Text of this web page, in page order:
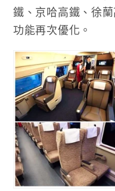
鐵、京哈高鐵、徐
功能再次優化。